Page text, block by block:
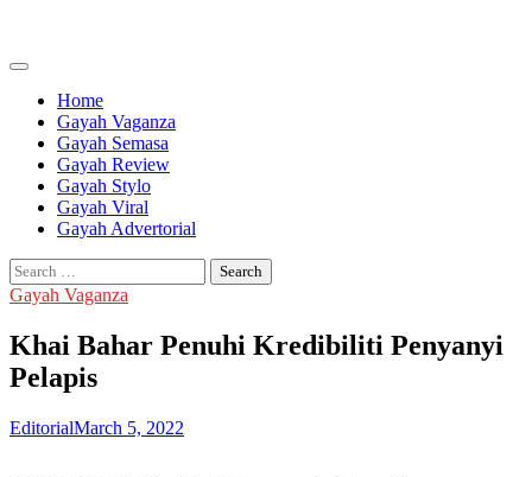
content
Home
Gayah Vaganza
Gayah Semasa
Gayah Review
Gayah Stylo
Gayah Viral
Gayah Advertorial
Search
for:
Gayah Vaganza
Khai Bahar Penuhi Kredibiliti Penyanyi
Pelapis
EditorialMarch 5, 2022